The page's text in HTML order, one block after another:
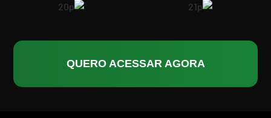
QUERO ACESSAR AGORA